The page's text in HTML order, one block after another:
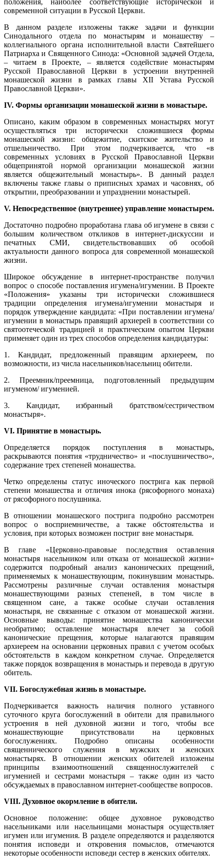
современной ситуации в Русской Церкви.
В данном разделе изложены также задачи и функции
Синодального отдела по монастырям и монашеству –
коллегиального органа исполнительной власти Святейшего
Патриарха и Священного Синода: «Основной задачей Отдела,
– читаем в Проекте, – является содействие монастырям
Русской Православной Церкви в устроении внутренней
монашеской жизни в рамках главы XII Устава Русской
Православной Церкви».
IV. Формы организации монашеской жизни в монастыре.
Описано, каким образом в современных монастырях могут
осуществляться три исторически сложившиеся формы
монашеской жизни: общежитие, скитское жительство и
отшельничество. При этом подчеркивается, что «в
современных условиях в Русской Православной Церкви
общепринятой нормой организации монашеской жизни
является общежительный монастырь». В данный раздел
включены также главы о приписных храмах и часовнях, об
открытии, преобразовании и упразднении монастырей.
V. Непосредственное (внутреннее) управление монастырем.
Достаточно подробно проработана глава об игумене в связи с
большим количеством откликов в интернет-дискуссии и
печатных СМИ, свидетельствовавших об особой
актуальности данного вопроса для современной монашеской
жизни.
Широкое обсуждение в интернет-пространстве получил
вопрос о способе поставления игумена/игумении. В Проекте
«Положения» указаны три исторически сложившиеся
традиции определения игумена/игумении монастыря и
порядок утверждение кандидата: «При поставлении игумена/
игумении в монастырь правящий архиерей в соответствии со
святоотеческой традицией и практическим опытом Церкви
применяет один из трех способов определения кандидатуры:
1. Кандидат, предложенный правящим архиереем, по
возможности, из числа насельников/насельниц обители.
2. Преемник/преемница, подготовленный предыдущим
игуменом/ игуменией.
3. Кандидат, избранный братством/сестричеством
монастыря».
VI. Принятие в монастырь.
Определяется порядок поступления в монастырь,
раскрываются понятия «трудничество» и «послушничество»,
содержание трех степеней монашества.
Четко определены статус иноческого пострига как первой
степени монашества и отличия инока (рясофорного монаха)
от рясофорного послушника.
В отношении монашеского пострига подробно рассмотрен
вопрос о восприемничестве, а также обстоятельства и
условия, при которых возможен постриг вне монастыря.
В главе «Церковно-правовые последствия оставления
монастыря насельником или отказа от монашеской жизни»
содержится подробный анализ канонических прещений,
применяемых к монашествующим, покинувшим монастырь.
Рассмотрены различные случаи оставления монастыря
монашествующими разных степеней, в том числе в
священном сане, а также особые случаи оставления
монастыря, не связанные с отказом от монашеской жизни.
Основные выводы: принятие монашества канонически
необратимо; оставление монастыря влечет за собой
канонические прещения, которые налагаются правящим
архиереем на основании церковных правил с учетом особых
обстоятельств в каждом конкретном случае. Определяется
также порядок возвращения в монастырь и перевода в другую
обитель.
VII. Богослужебная жизнь в монастыре.
Подчеркивается важность наличия полного уставного
суточного круга богослужений в обители для правильного
устроения в ней духовной жизни и того, чтобы все
монашествующие присутствовали на церковных
богослужениях. Подробно описаны особенности
священнического служения в мужских и женских
монастырях. В отношении женских обителей изложены
принципы взаимоотношений священнослужителей с
игуменией и сестрами монастыря – также один из часто
обсуждаемых в православном интернет-сообществе вопросов.
VIII. Духовное окормление в обители.
Основное положение: общее духовное руководство
насельниками или насельницами монастыря осуществляет
игумен или игумения. В разделе определяются и разделяются
понятия исповеди и откровения помыслов, отмечаются
некоторые особенности исповеди сестер в женских обителях.